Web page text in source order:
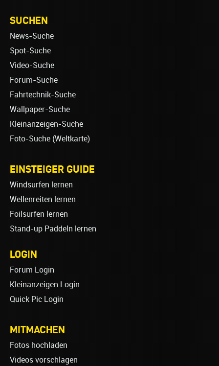
SUCHEN
News-Suche
Spot-Suche
Video-Suche
Forum-Suche
Fahrtechnik-Suche
Wallpaper-Suche
Kleinanzeigen-Suche
Foto-Suche (Weltkarte)
EINSTEIGER GUIDE
Windsurfen lernen
Wellenreiten lernen
Foilsurfen lernen
Stand-up Paddeln lernen
LOGIN
Forum Login
Kleinanzeigen Login
Quick Pic Login
MITMACHEN
Fotos hochladen
Videos vorschlagen